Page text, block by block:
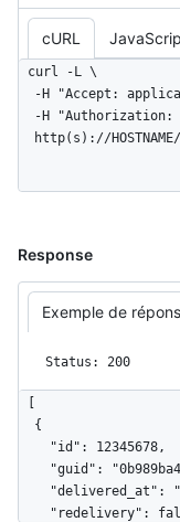
cURL
curl -L \
http(s)://
Response
Exemple de
Status: 200
[